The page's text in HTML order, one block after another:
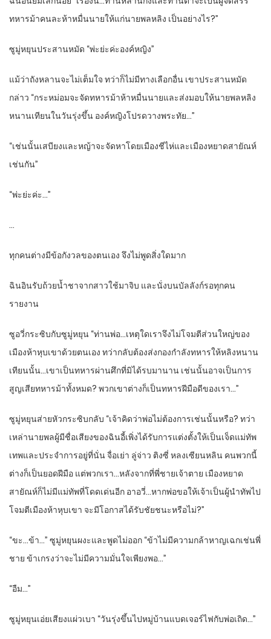
ทหารม้าคนละห้าหมื่นนายให้แก่นายพลหลิง เป็นอย่างไร?”
ซูมู่หยุนประสานหมัด “พ่ะย่ะค่ะองค์หญิง”
แม้ว่าถังหลานจะไม่เต็มใจ ทว่าก็ไม่มีทางเลือกอื่น เขาประสานหมัด
กล่าว “กระหม่อมจะจัดทหารม้าห้าหมื่นนายและส่งมอบให้นายพลหลิง
หนานเทียนในวันรุ่งขึ้น องค์หญิงโปรดวางพระทัย…”
“เช่นนั้นเสบียงและหญ้าจะจัดหาโดยเมืองชีไห่และเมืองหยาดสายัณห์
เช่นกัน”
“พ่ะย่ะค่ะ…”
…
ทุกคนต่างมีข้อกังวลของตนเอง จึงไม่พูดสิ่งใดมาก
ฉินอินรับถ้วยน้ำชาจากสาวใช้มาจิบ และนั่งบนบัลลังก์รอทุกคน
รายงาน
ซูอวี่กระซิบกับซูมู่หยุน “ท่านพ่อ…เหตุใดเราจึงไม่โจมตีส่วนใหญ่ของ
เมืองห้าหุบเขาด้วยตนเอง ทว่ากลับต้องส่งกองกำลังทหารให้หลิงหนาน
เทียนนั้น…เขาเป็นทหารผ่านศึกที่มิได้รบมานาน เช่นนั้นอาจเป็นการ
สูญเสียทหารม้าทั้งหมด? พวกเขาต่างก็เป็นทหารฝีมือดีของเรา…”
ซูมู่หยุนส่ายหัวกระซิบกลับ “เจ้าคิดว่าพ่อไม่ต้องการเช่นนั้นหรือ? ทว่า
เหล่านายพลผู้มีชื่อเสียงของฉินอี้เพิ่งได้รับการแต่งตั้งให้เป็นเจ็ดแม่ทัพ
เทพและประจำการอยู่ที่นั่น จื่อเย่า ลู่จ่าว ติงซี่ หลงเซียนหลิน คนพวกนี้
ต่างก็เป็นยอดฝีมือ แต่พวกเรา…หลังจากที่พี่ชายเจ้าตาย เมืองหยาด
สายัณห์ก็ไม่มีแม่ทัพที่โดดเด่นอีก อาอวี่…หากพ่อขอให้เจ้าเป็นผู้นำทัพไป
โจมตีเมืองห้าหุบเขา จะมีโอกาสได้รับชัยชนะหรือไม่?”
“ขะ…ข้า…” ซูมู่หยุนผงะและพูดไม่ออก “ข้าไม่มีความกล้าหาญเฉกเช่นพี่
ชาย ข้าเกรงว่าจะไม่มีความมั่นใจเพียงพอ…”
“อืม…”
ซูมู่หยุนเอ่ยเสียงแผ่วเบา “วันรุ่งขึ้นไปหมู่บ้านแบดเจอร์ไฟกับพ่อเถิด…”